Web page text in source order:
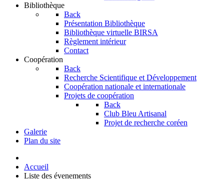
Bibliothèque
Back
Présentation Bibliothèque
Bibliothèque virtuelle BIRSA
Règlement intérieur
Contact
Coopération
Back
Recherche Scientifique et Développement
Coopération nationale et internationale
Projets de coopération
Back
Club Bleu Artisanal
Projet de recherche coréen
Galerie
Plan du site
Accueil
Liste des évenements